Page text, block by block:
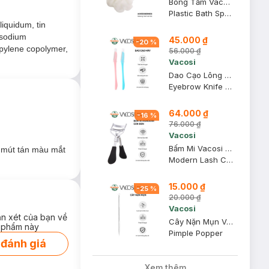
tin
copolymer,
tán màu mắt
xét của bạn về
này
giá
Plastic Bath Sponge
-20 % 45.000 ₫
56.000 ₫
Vacosi
Dao Cạo Lông Mày Vacosi DC06 (2 Cây)
Eyebrow Knife DC06
-16 % 64.000 ₫
76.000 ₫
Vacosi
Bấm Mi Vacosi Modern Lash Curler Cán Đen BM03
Modern Lash Curler
-25 % 15.000 ₫
20.000 ₫
Vacosi
Cây Nặn Mụn Vacosi 2 Đầu NM01
Pimple Popper